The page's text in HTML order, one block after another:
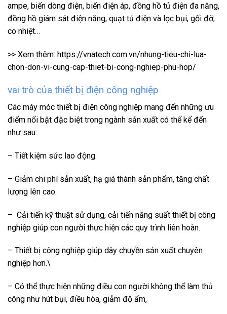
ampe, biến dòng điện, biến điện áp, đồng hồ tủ điện đa năng,
đồng hồ giám sát điện năng, quạt tủ điện và lọc bụi, gối đỡ,
co nhiệt…
>> Xem thêm: https://vnatech.com.vn/nhung-tieu-chi-lua-
chon-don-vi-cung-cap-thiet-bi-cong-nghiep-phu-hop/
vai trò của thiết bị điện công nghiệp
Các máy móc thiết bị điện công nghiệp mang đến những ưu
điểm nổi bật đặc biệt trong ngành sản xuất có thể kể đến
như sau:
– Tiết kiệm sức lao động.
– Giảm chi phí sản xuất, hạ giá thành sản phẩm, tăng chất
lượng lên cao.
– Cải tiến kỹ thuật sử dụng, cải tiến năng suất thiết bị công
nghiệp giúp con người thực hiện các quy trình liên hoàn.
– Thiết bị công nghiệp giúp dây chuyền sản xuất chuyên
nghiệp hơn.\
– Có thể thực hiện những điều con người không thể làm thủ
công như hút bụi, điều hòa, giảm độ ẩm,